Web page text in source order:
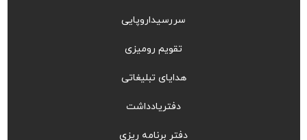
سررسیداروپایی
تقویم رومیزی
هدایای تبلیغاتی
دفتریادداشت
دفتر برنامه ریزی